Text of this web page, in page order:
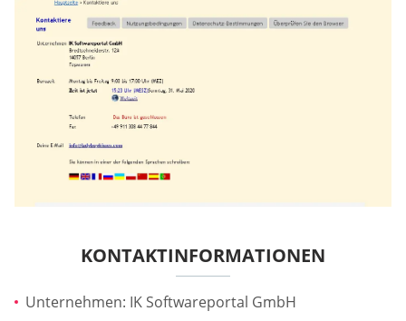
KONTAKTINFORMATIONEN
Unternehmen: IK Softwareportal GmbH